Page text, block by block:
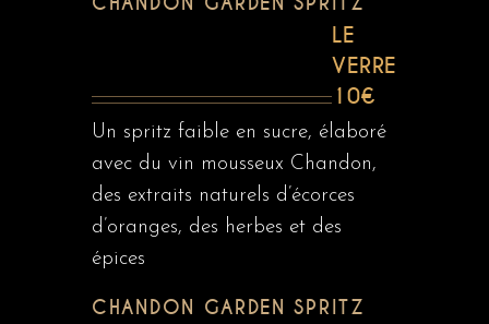
LE
VERRE
10€
Un spritz faible en sucre, élaboré
avec du vin mousseux Chandon,
des extraits naturels d’écorces
d’oranges, des herbes et des
épices
CHANDON GARDEN SPRITZ